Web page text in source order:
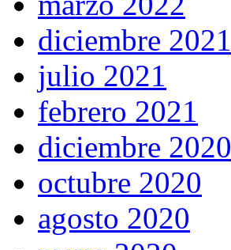
diciembre 2021
julio 2021
febrero 2021
diciembre 2020
octubre 2020
agosto 2020